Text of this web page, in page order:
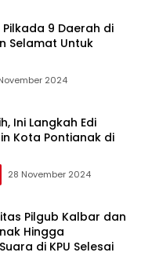
9 Daerah di
Selamat Untuk
2024
Ini Langkah Edi
Kota Pontianak di
28 November 2024
Pilgub Kalbar dan
Hingga
di KPU Selesai